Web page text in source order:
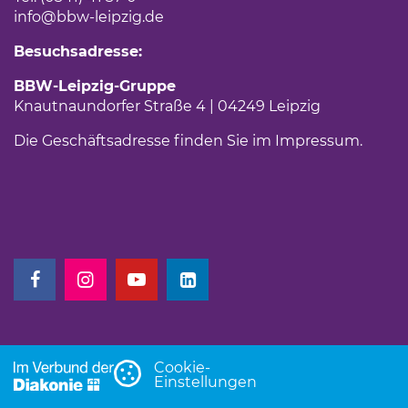
info@bbw-leipzig.de
Besuchsadresse:
BBW-Leipzig-Gruppe
Knautnaundorfer Straße 4 | 04249 Leipzig
Die Geschäftsadresse finden Sie im Impressum.
(Link öffnet einen neuen Tab)
(Link öffnet einen neuen Tab)
(Link öffnet einen neuen Tab)
(Link öffnet einen neuen Tab)
Cookie-
Einstellungen